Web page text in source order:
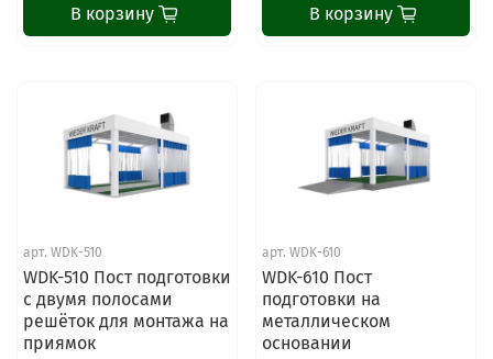
В корзину В корзину
арт. WDK-510
WDK-510 Пост подготовки
с двумя полосами
решёток для монтажа на
приямок
арт. WDK-610
WDK-610 Пост
подготовки на
металлическом
основании